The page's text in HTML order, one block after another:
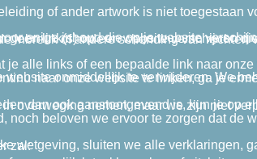
of ander artwork is niet toegestaan
geen link(s) op een website verschijnen die kunnen worden geïnterpreteerd als lasterlijk, obsceen of crimineel, of die inbreuk maken, anderszins schendt of pleit voor de
je alle links of een bepaalde link naar
disclaimer zal: